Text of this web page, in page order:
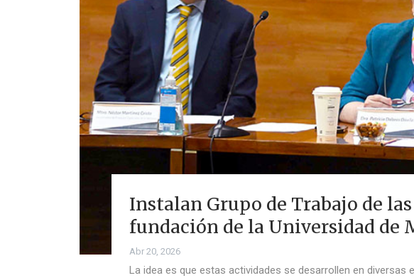
Instalan Grupo de Trabajo de
fundación de la Universidad de
Abr 20, 2026
La idea es que estas actividades se desarrollen en diversas